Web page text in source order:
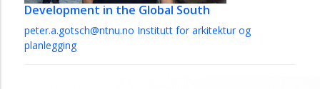
Development in the Global South
peter.a.gotsch@ntnu.no Institutt for arkitektur og
planlegging